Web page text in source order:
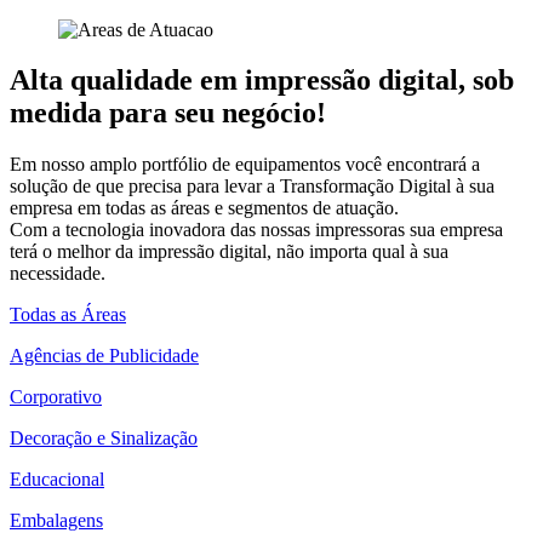
Alta qualidade em impressão digital, sob
medida para seu negócio!
Em nosso amplo portfólio de equipamentos você encontrará a
solução de que precisa para levar a Transformação Digital à sua
empresa em todas as áreas e segmentos de atuação.
Com a tecnologia inovadora das nossas impressoras sua empresa
terá o melhor da impressão digital, não importa qual à sua
necessidade.
Todas as Áreas
Agências de Publicidade
Corporativo
Decoração e Sinalização
Educacional
Embalagens